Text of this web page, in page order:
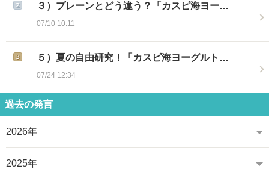
３）プレーンとどう違う？「カスピ海ヨー…
07/10 10:11
５）夏の自由研究！「カスピ海ヨーグルト…
07/24 12:34
過去の発言
2026年
2025年